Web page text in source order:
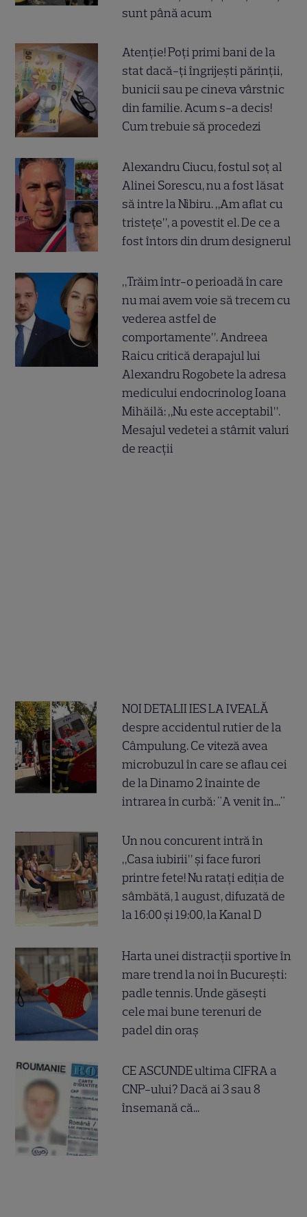
sunt până acum
Atenție! Poți primi bani de la
stat dacă-ți îngrijești părinții,
bunicii sau pe cineva vârstnic
din familie. Acum s-a decis!
Cum trebuie să procedezi
Alexandru Ciucu, fostul soț al
Alinei Sorescu, nu a fost lăsat
să intre la Nibiru. „Am aflat cu
tristețe”, a povestit el. De ce a
fost întors din drum designerul
„Trăim într-o perioadă în care
nu mai avem voie să trecem cu
vederea astfel de
comportamente”. Andreea
Raicu critică derapajul lui
Alexandru Rogobete la adresa
medicului endocrinolog Ioana
Mihăilă: „Nu este acceptabil”.
Mesajul vedetei a stârnit valuri
de reacții
NOI DETALII IES LA IVEALĂ
despre accidentul rutier de la
Câmpulung. Ce viteză avea
microbuzul în care se aflau cei
de la Dinamo 2 înainte de
intrarea în curbă: "A venit în..."
Un nou concurent intră în
„Casa iubirii” și face furori
printre fete! Nu ratați ediția de
sâmbătă, 1 august, difuzată de
la 16:00 și 19:00, la Kanal D
Harta unei distracții sportive în
mare trend la noi în București:
padle tennis. Unde găsești
cele mai bune terenuri de
padel din oraș
CE ASCUNDE ultima CIFRA a
CNP-ului? Dacă ai 3 sau 8
însemană că...